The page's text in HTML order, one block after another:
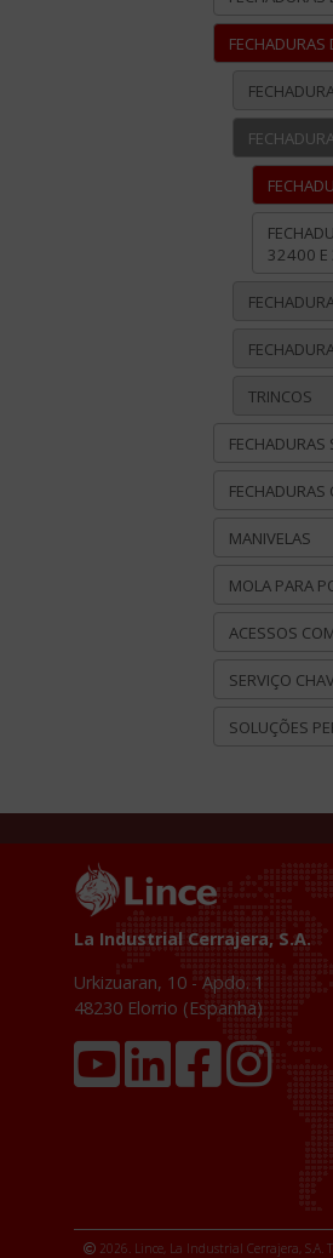
FECHADURAS
32400 E
TRINCOS
FECHADURAS
MANIVELAS
MOLA PARA
ACESSOS
SERVIÇO
SOLUÇÕES
La Industrial Cerrajera, S.A.
Urkizuaran, 10 - Apdo. 1
48230 Elorrio (Espanha)
2026. Lince, La Industrial Cerrajera, S.A.